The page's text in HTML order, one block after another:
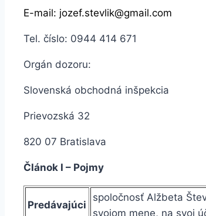
E-mail: jozef.stevlik@gmail.com
Tel. číslo: 0944 414 671
Orgán dozoru:
Slovenská obchodná inšpekcia
Prievozská 32
820 07 Bratislava
Článok I – Pojmy
Predávajúci
spoločnosť Alžbeta
svojom mene, na svoj